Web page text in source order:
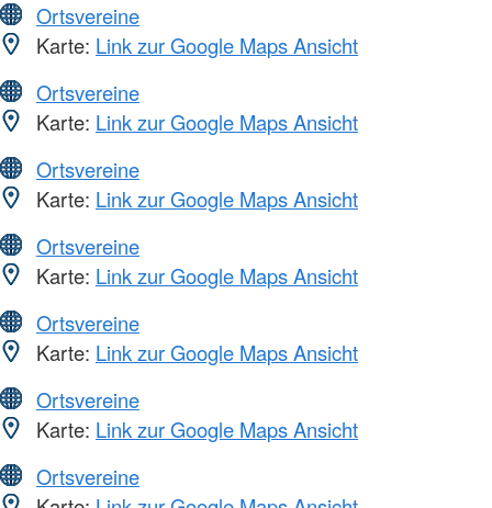
Ortsvereine
Karte: Link zur Google Maps Ansicht
Ortsvereine
Karte: Link zur Google Maps Ansicht
Ortsvereine
Karte: Link zur Google Maps Ansicht
Ortsvereine
Karte: Link zur Google Maps Ansicht
Ortsvereine
Karte: Link zur Google Maps Ansicht
Ortsvereine
Karte: Link zur Google Maps Ansicht
Ortsvereine